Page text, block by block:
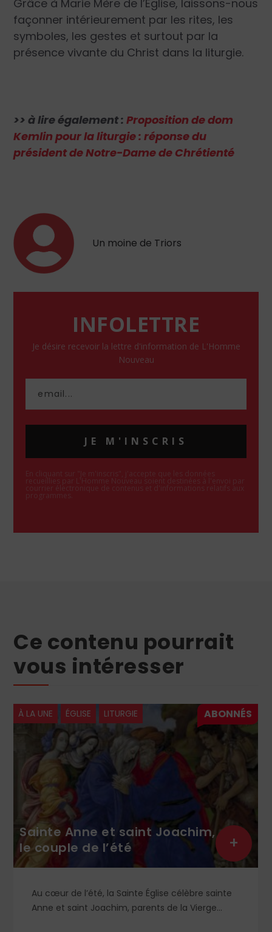
Grâce à Marie Mère de l’Église, laissons-nous
façonner intérieurement par les rites, les
symboles, les gestes et surtout par la
présence vivante du Christ dans la liturgie.
>> à lire également :Proposition de dom
Kemlin pour la liturgie : réponse du
président de Notre-Dame de Chrétienté
Un moine de Triors
INFOLETTRE
Je désire recevoir la lettre d'information de L'Homme
Nouveau
JE M'INSCRIS
En cliquant sur "Je m'inscris", j'accepte que les données
recueillies par L'Homme Nouveau soient destinées à l'envoi par
courrier électronique de contenus et d'informations relatifs aux
programmes.
Ce contenu pourrait
vous intéresser
À LA UNE ÉGLISE LITURGIE
Sainte Anne et saint Joachim,
le couple de l’été
Au cœur de l’été, la Sainte Église célèbre sainte
Anne et saint Joachim, parents de la Vierge
+